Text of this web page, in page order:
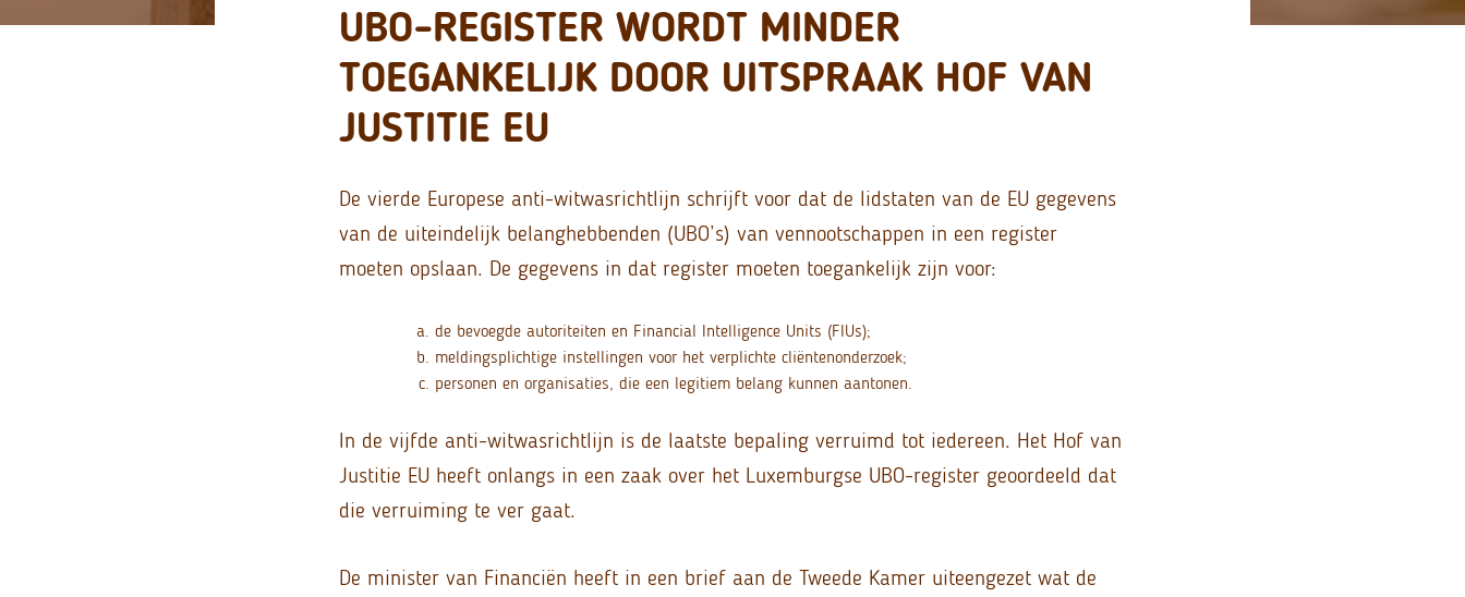
UBO-REGISTER WORDT MINDER
TOEGANKELIJK DOOR UITSPRAAK HOF VAN
JUSTITIE EU
De vierde Europese anti-witwasrichtlijn schrijft voor dat de lidstaten van de EU gegevens
van de uiteindelijk belanghebbenden (UBO’s) van vennootschappen in een register
moeten opslaan. De gegevens in dat register moeten toegankelijk zijn voor:
de bevoegde autoriteiten en Financial Intelligence Units (FIUs);
meldingsplichtige instellingen voor het verplichte cliëntenonderzoek;
personen en organisaties, die een legitiem belang kunnen aantonen.
In de vijfde anti-witwasrichtlijn is de laatste bepaling verruimd tot iedereen. Het Hof van
Justitie EU heeft onlangs in een zaak over het Luxemburgse UBO-register geoordeeld dat
die verruiming te ver gaat.
De minister van Financiën heeft in een brief aan de Tweede Kamer uiteengezet wat de